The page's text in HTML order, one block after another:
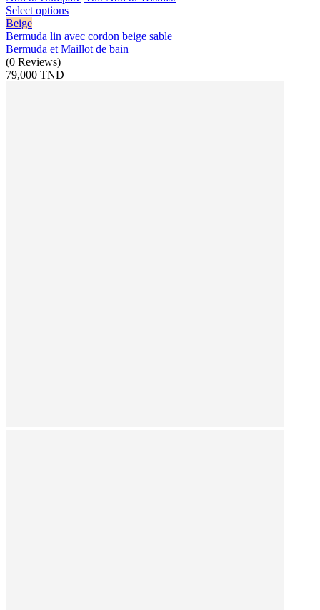
Select options
Beige
Bermuda lin avec cordon beige sable
Bermuda et Maillot de bain
(0 Reviews)
79,000 TND